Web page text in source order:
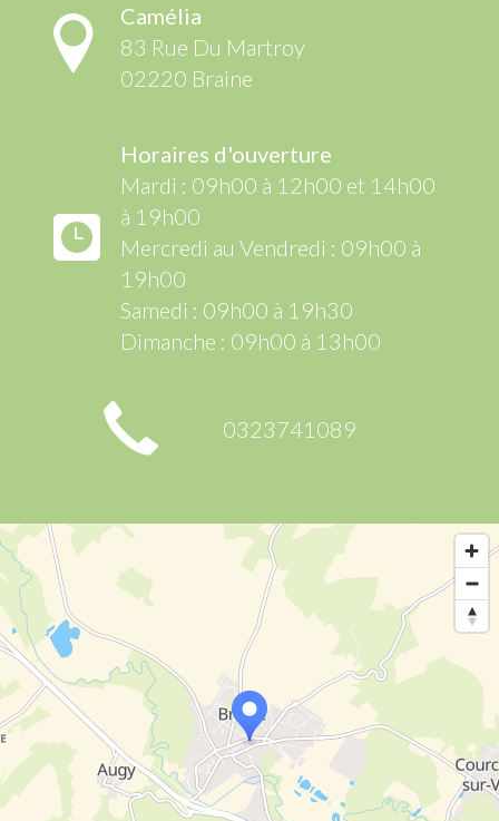
Camélia
83 Rue Du Martroy
02220 Braine
Horaires d'ouverture
Mardi : 09h00 à 12h00 et 14h00
à 19h00
Mercredi au Vendredi : 09h00 à
19h00
Samedi : 09h00 à 19h30
Dimanche : 09h00 à 13h00
0323741089